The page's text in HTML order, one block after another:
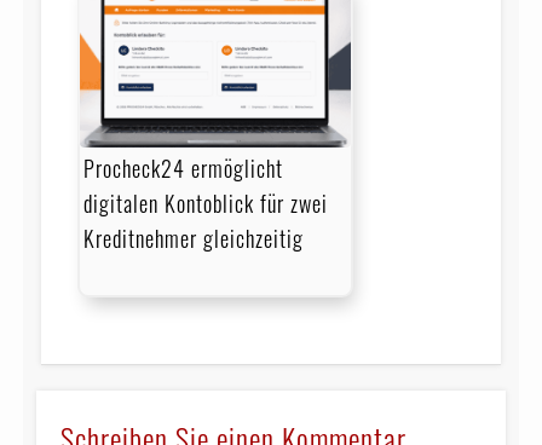
Procheck24 ermöglicht
digitalen Kontoblick für zwei
Kreditnehmer gleichzeitig